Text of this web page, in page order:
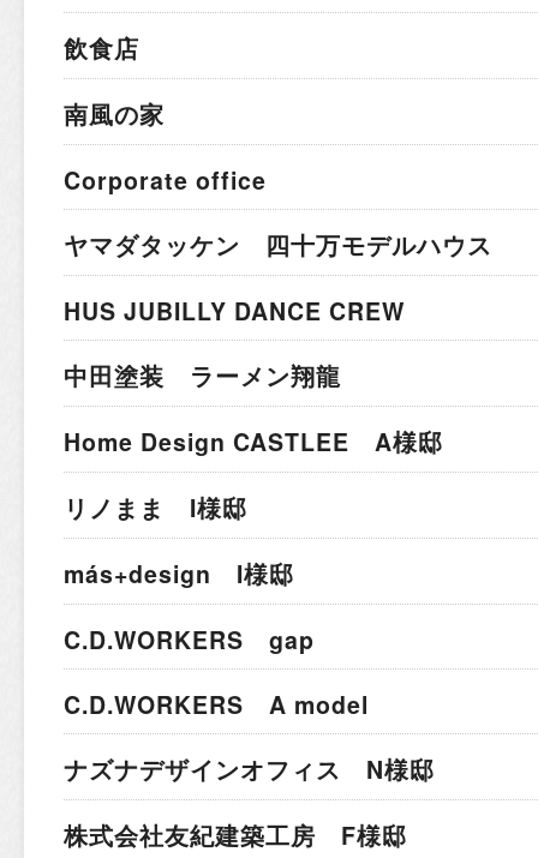
飲食店
南風の家
Corporate office
ヤマダタッケン 四十万モデルハウス
HUS JUBILLY DANCE CREW
中田塗装 ラーメン翔龍
Home Design CASTLEE A様邸
リノまま I様邸
más+design I様邸
C.D.WORKERS gap
C.D.WORKERS A model
ナズナデザインオフィス N様邸
株式会社友紀建築工房 F様邸